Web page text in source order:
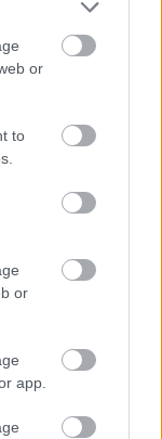
or
to
or
app.
Tieto